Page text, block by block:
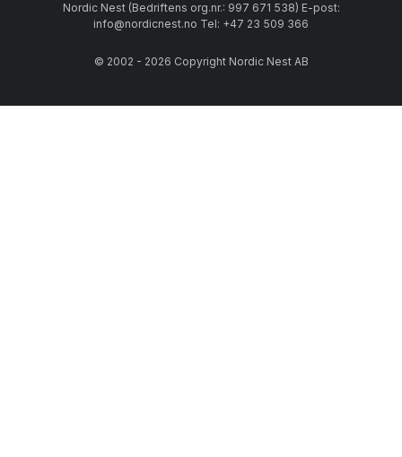
Nordic Nest (Bedriftens org.nr.: 997 671 538) E-post:
info@nordicnest.no Tel: +47 23 509 366
© 2002 - 2026 Copyright Nordic Nest AB